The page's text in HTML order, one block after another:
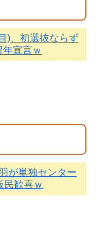
)、初選抜ならず
宣言ｗ
が単独センター
歓喜ｗ